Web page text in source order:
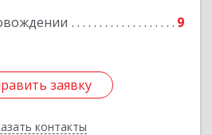
9
заявку
контакты
заявку
Назад